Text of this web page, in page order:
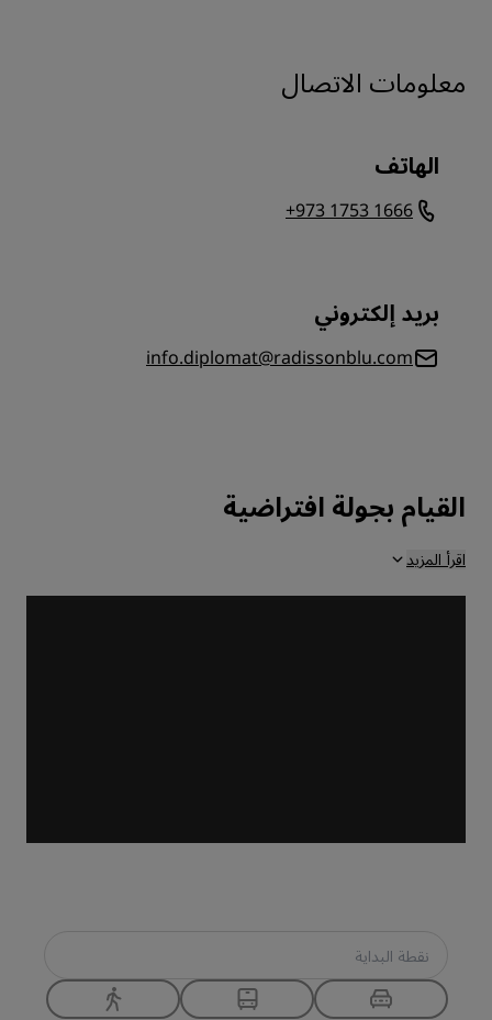
معلومات الاتصال
الهاتف
+973 1753 1666
بريد إلكتروني
info.diplomat@radissonblu.com
القيام بجولة افتراضية
اقرأ المزيد